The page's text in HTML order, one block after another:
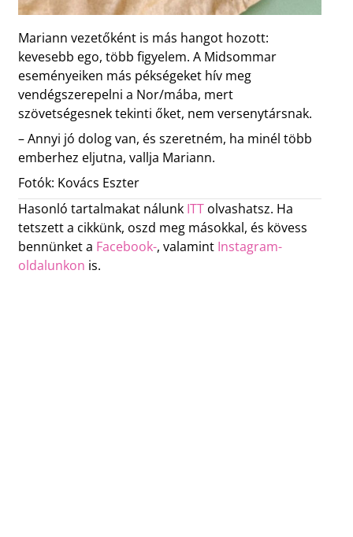
Mariann vezetőként is más hangot hozott:
kevesebb ego, több figyelem. A Midsommar
eseményeiken más pékségeket hív meg
vendégszerepelni a Nor/mába, mert
szövetségesnek tekinti őket, nem versenytársnak.
– Annyi jó dolog van, és szeretném, ha minél több
emberhez eljutna, vallja Mariann.
Fotók: Kovács Eszter
Hasonló tartalmakat nálunk ITTolvashatsz. Ha
tetszett a cikkünk, oszd meg másokkal, és kövess
bennünket a Facebook-, valamint Instagram-
oldalunkon is.